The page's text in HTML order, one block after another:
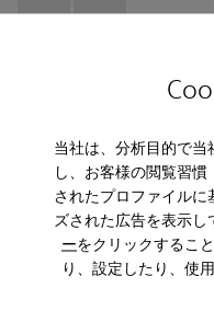
当社は、分析目的で
し、お客様の閲覧習
されたプロファイル
ズされた広告を表示し
ーをクリックするこ
り、設定したり、使
Runner - K100226-017
Runner -
追加